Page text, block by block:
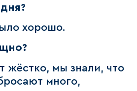
хорошо.
жёстко, мы знали, что
много,